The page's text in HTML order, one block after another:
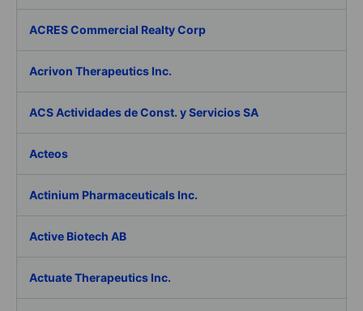
ACRES Commercial Realty Corp
Acrivon Therapeutics Inc.
ACS Actividades de Const. y Servicios SA
Acteos
Actinium Pharmaceuticals Inc.
Active Biotech AB
Actuate Therapeutics Inc.